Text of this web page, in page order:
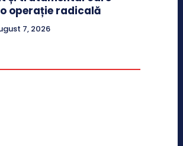
operație radicală
7, 2026